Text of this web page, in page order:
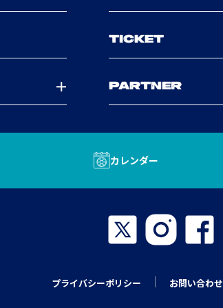
TICKET
PARTNER
カレンダー
プライバシーポリシー お問い合わせ